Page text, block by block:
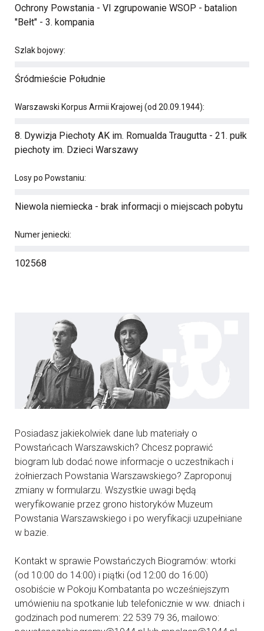
Ochrony Powstania - VI zgrupowanie WSOP - batalion
"Bełt" - 3. kompania
Szlak bojowy:
Śródmieście Południe
Warszawski Korpus Armii Krajowej (od 20.09.1944):
8. Dywizja Piechoty AK im. Romualda Traugutta - 21. pułk
piechoty im. Dzieci Warszawy
Losy po Powstaniu:
Niewola niemiecka - brak informacji o miejscach pobytu
Numer jeniecki:
102568
Posiadasz jakiekolwiek dane lub materiały o
Powstańcach Warszawskich? Chcesz poprawić
biogram lub dodać nowe informacje o uczestnikach i
żołnierzach Powstania Warszawskiego? Zaproponuj
zmiany w formularzu. Wszystkie uwagi będą
weryfikowanie przez grono historyków Muzeum
Powstania Warszawskiego i po weryfikacji uzupełniane
w bazie.
Kontakt w sprawie Powstańczych Biogramów: wtorki
(od 10:00 do 14:00) i piątki (od 12:00 do 16:00)
osobiście w Pokoju Kombatanta po wcześniejszym
umówieniu na spotkanie lub telefonicznie w ww. dniach i
godzinach pod numerem: 22 539 79 36, mailowo: